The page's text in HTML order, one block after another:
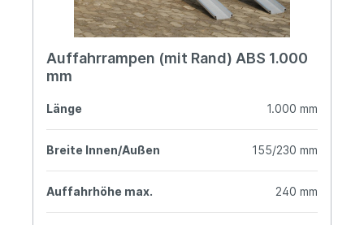
Auffahrrampen (mit Rand) ABS 1.000
mm
Länge 1.000 mm
Breite Innen/Außen 155/230 mm
Auffahrhöhe max. 240 mm